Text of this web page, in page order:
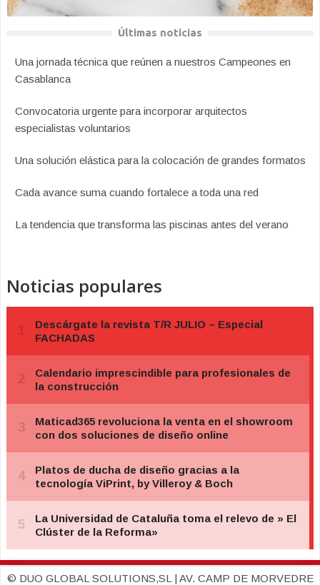
Últimas noticias
Una jornada técnica que reúnen a nuestros Campeones en
Casablanca
Convocatoria urgente para incorporar arquitectos
especialistas voluntarios
Una solución elástica para la colocación de grandes formatos
Cada avance suma cuando fortalece a toda una red
La tendencia que transforma las piscinas antes del verano
Noticias populares
© DUO GLOBAL SOLUTIONS,SL | AV. CAMP DE MORVEDRE